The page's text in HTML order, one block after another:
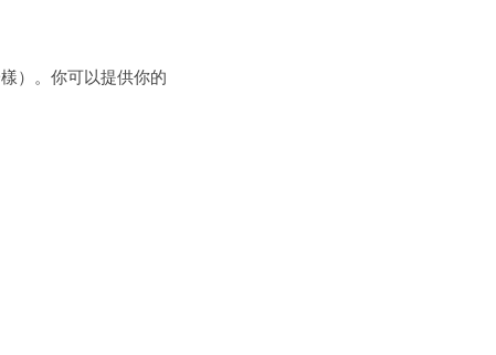
）。你可以提供你的